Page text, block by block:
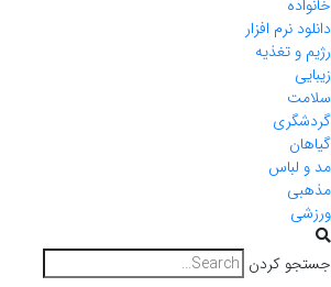
خانواده
دانلود نرم افزار
رژیم و تغذیه
زیبایی
سلامت
گردشگری
گیاهان
مد و لباس
مذهبی
ورزشی
جستجو کردن